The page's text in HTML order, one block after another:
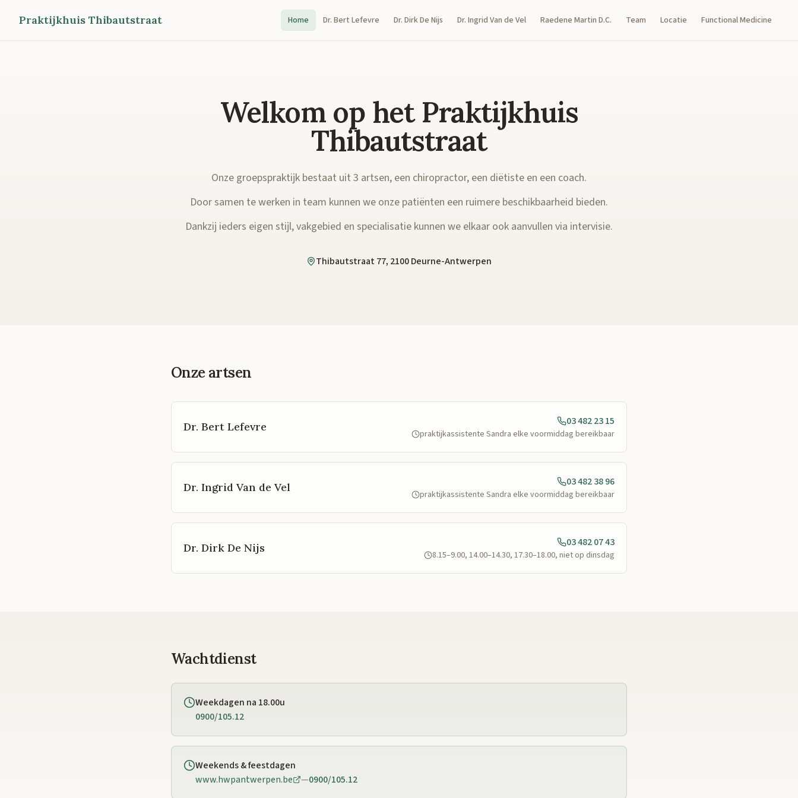
Praktijkhuis Thibautstraat Home Dr. Bert Lefevre Dr. Dirk De Nijs Dr. Ingrid Van de Vel Raedene Martin D.C. Team Locatie Functional Medicine
Welkom op het Praktijkhuis
Thibautstraat
Onze groepspraktijk bestaat uit 3 artsen, een chiropractor, een diëtiste en een coach.
Door samen te werken in team kunnen we onze patiënten een ruimere beschikbaarheid bieden.
Dankzij ieders eigen stijl, vakgebied en specialisatie kunnen we elkaar ook aanvullen via intervisie.
Thibautstraat 77, 2100 Deurne-Antwerpen
Onze artsen
Dr. Bert Lefevre 03 482 23 15
praktijkassistente Sandra elke voormiddag bereikbaar
Dr. Ingrid Van de Vel 03 482 38 96
praktijkassistente Sandra elke voormiddag bereikbaar
Dr. Dirk De Nijs 03 482 07 43
8.15–9.00, 14.00–14.30, 17.30–18.00, niet op dinsdag
Wachtdienst
Weekdagen na 18.00u
0900/105.12
Weekends & feestdagen
www.hwpantwerpen.be
—0900/105.12